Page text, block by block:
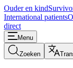
Ouder en kind
International patients
direct
Menu
Zoeken